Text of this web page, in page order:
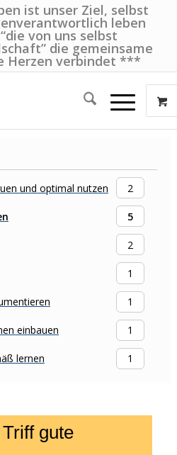
ist unser Ziel, selbst
leben
von uns selbst
die gemeinsame
Herzen verbindet ***
und optimal nutzen 2
5
2
1
1
einbauen 1
lernen 1
Triff gute